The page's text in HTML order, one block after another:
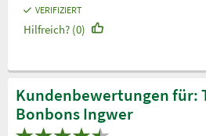
VERIFIZIERT
Hilfreich? (0)
Kundenbewertungen für:
Bonbons Ingwer